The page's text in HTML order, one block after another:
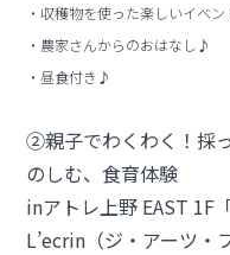
・収穫物を使った楽しいイベ
・農家さんからのおはなし♪
・昼食付き♪
②親子でわくわく！採
のしむ、食育体験
inアトレ上野 EAST 1F
L’ecrin（ジ・アーツ・